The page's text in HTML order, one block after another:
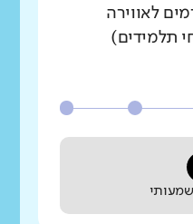
לאווירה
תלמידים)